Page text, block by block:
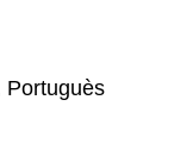
Portuguès